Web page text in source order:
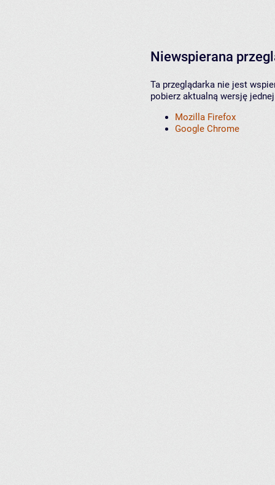
Niewspierana
Ta przeglądarka nie jest
pobierz aktualną wersję
Mozilla Firefox
Google Chrome